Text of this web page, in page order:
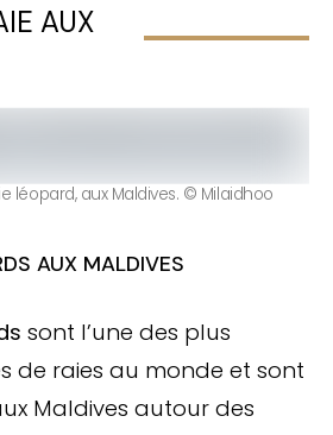
AUX
léopard, aux Maldives. © Milaidhoo
AUX MALDIVES
sont l’une des plus
de raies au monde et sont
Maldives autour des